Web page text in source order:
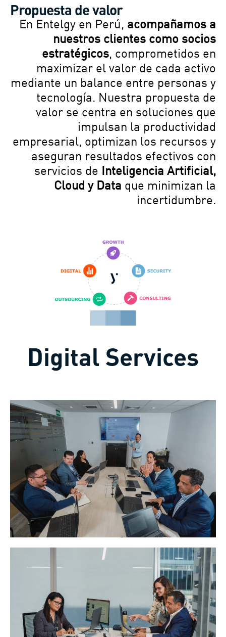
Propuesta de valor
En Entelgy en Perú, acompañamos a
nuestros clientes como socios
estratégicos, comprometidos en
maximizar el valor de cada activo
mediante un balance entre personas y
tecnología. Nuestra propuesta de
valor se centra en soluciones que
impulsan la productividad
empresarial, optimizan los recursos y
aseguran resultados efectivos con
servicios de Inteligencia Artificial,
Cloud y Data que minimizan la
incertidumbre.
Digital Services